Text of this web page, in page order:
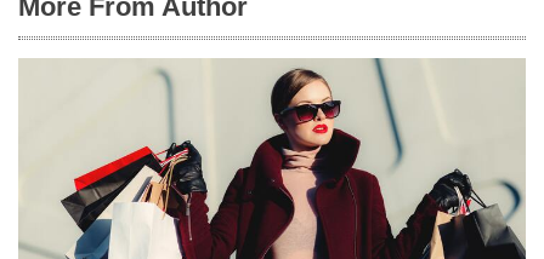
More From Author